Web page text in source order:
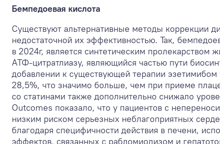
Бемпедоевая кислота
Существуют альтернативные методы коррекции
недостаточной их эффективностью. Так,
в 2024г, является синтетическим
АТФ-цитратлиазу, являющийся частью пути
добавлении к существующей терапии
28,5%, что значимо больше, чем при приеме
со статинами также дополнительно снижало
Outcomes показало, что у пациентов с
низким риском серьезных неблагоприятных
благодаря специфичности действия в печени,
эффектов, связанных с рабдомиолизом и